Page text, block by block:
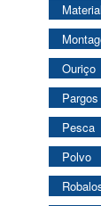
Ouriço
Pargos
Pesca
Polvo